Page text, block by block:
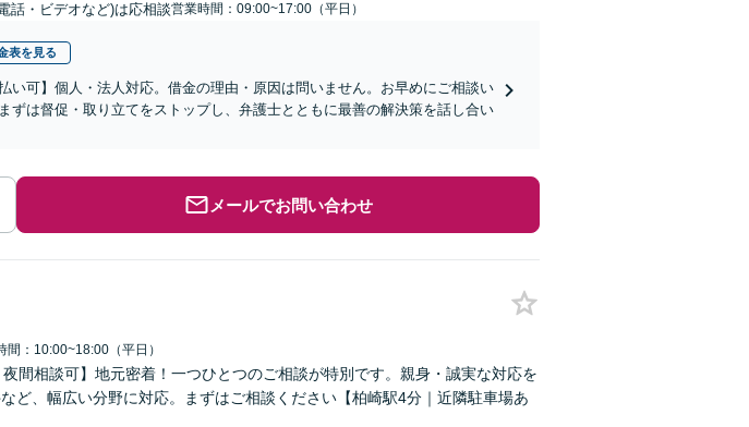
話・ビデオなど)は応相談営業時間：09:00~17:00（平日）
表を見る
い可】個人・法人対応。借金の理由・原因は問いません。お早めにご相談い
ずは督促・取り立てをストップし、弁護士とともに最善の解決策を話し合い
メールでお問い合わせ
間：10:00~18:00（平日）
間相談可】地元密着！一つひとつのご相談が特別です。親身・誠実な対応を
ど、幅広い分野に対応。まずはご相談ください【柏崎駅4分｜近隣駐車場あ